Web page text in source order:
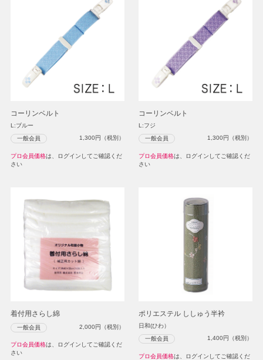
コーリンベルト
L:ブルー
一般会員 1,300円（税別）
プロ会員価格は、ログインしてご確認くだ
さい
コーリンベルト
L:フジ
一般会員 1,300円（税別）
プロ会員価格は、ログインしてご確認くだ
さい
着付用さらし綿
一般会員 2,000円（税別）
プロ会員価格は、ログインしてご確認くだ
さい
ポリエステル ししゅう半衿
日和(ひわ）
一般会員 1,400円（税別）
プロ会員価格は、ログインしてご確認くだ